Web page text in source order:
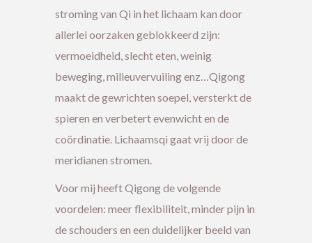
stroming van Qi in het lichaam kan door
allerlei oorzaken geblokkeerd zijn:
vermoeidheid, slecht eten, weinig
beweging, milieuvervuiling enz…Qigong
maakt de gewrichten soepel, versterkt de
spieren en verbetert evenwicht en de
coördinatie. Lichaamsqi gaat vrij door de
meridianen stromen.
Voor mij heeft Qigong de volgende
voordelen: meer flexibiliteit, minder pijn in
de schouders en een duidelijker beeld van